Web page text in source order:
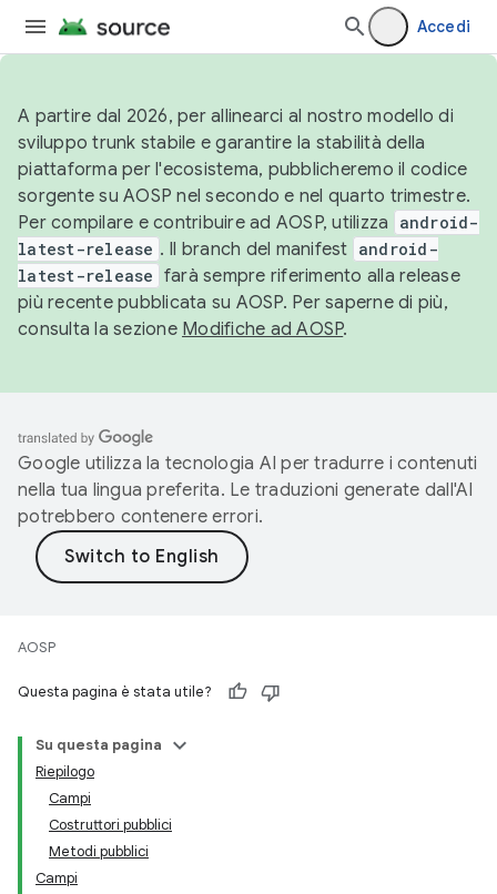
Accedi
A partire dal 2026, per allinearci al nostro modello di
sviluppo trunk stabile e garantire la stabilità della
piattaforma per l'ecosistema, pubblicheremo il codice
sorgente su AOSP nel secondo e nel quarto trimestre.
Per compilare e contribuire ad AOSP, utilizza
android-
latest-release . Il branch del manifest android-
latest-release farà sempre riferimento alla release
più recente pubblicata su AOSP. Per saperne di più,
consulta la sezione Modifiche ad AOSP.
Google utilizza la tecnologia AI per tradurre i contenuti
nella tua lingua preferita. Le traduzioni generate dall'AI
potrebbero contenere errori.
AOSP
Questa pagina è stata utile?
Su questa pagina
Riepilogo
Campi
Costruttori pubblici
Metodi pubblici
Campi